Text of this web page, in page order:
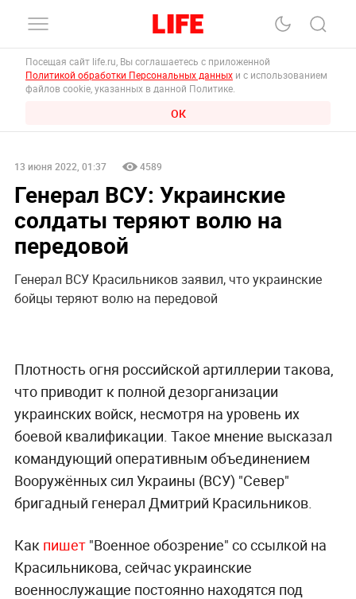
Посещая сайт life.ru, Вы соглашаетесь с приложенной
Политикой обработки Персональных данных и с использованием
файлов cookie, указанных в данной Политике.
ОК
13 июня 2022, 01:37 4589
Генерал ВСУ: Украинские
солдаты теряют волю на
передовой
Генерал ВСУ Красильников заявил, что украинские
бойцы теряют волю на передовой
Плотность огня российской артиллерии такова,
что приводит к полной дезорганизации
украинских войск, несмотря на уровень их
боевой квалификации. Такое мнение высказал
командующий оперативным объединением
Вооружённых сил Украины (ВСУ) "Север"
бригадный генерал Дмитрий Красильников.
Как пишет"Военное обозрение" со ссылкой на
Красильникова, сейчас украинские
военнослужащие постоянно находятся под